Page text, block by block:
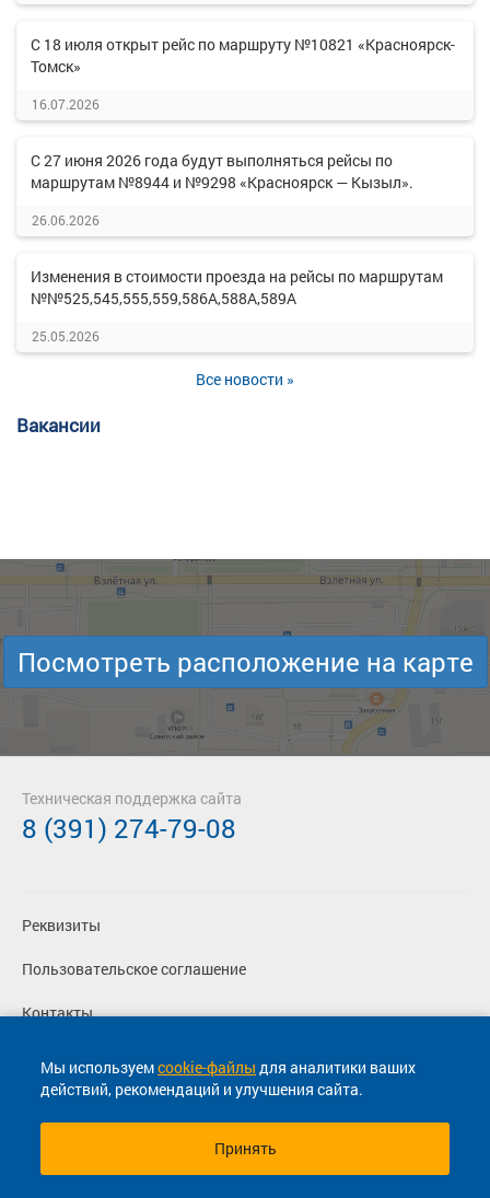
С 18 июля открыт рейс по маршруту №10821 «Красноярск-
Томск»
16.07.2026
С 27 июня 2026 года будут выполняться рейсы по
маршрутам №8944 и №9298 «Красноярск — Кызыл».
26.06.2026
Изменения в стоимости проезда на рейсы по маршрутам
№№525,545,555,559,586А,588А,589А
25.05.2026
Все новости »
Вакансии
Мы используемcookie-файлы для аналитики ваших
действий, рекомендаций и улучшения сайта.
Принять
Посмотреть расположение на карте
Реквизиты
Пользовательское соглашение
Контакты
Политика конфиденциальности
Перевозчикам
Техническая поддержка сайта
8 (391) 274-79-08
© 2013-2026, ООО "Капитал"- Онлайн сервис продажи